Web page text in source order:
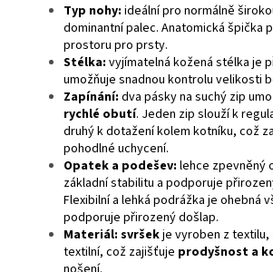
Typ nohy: ideální pro normálně
dominantní palec. Anatomická špička
prostoru pro prsty.
Stélka: vyjímatelná kožená stélka je
umožňuje snadnou kontrolu velikosti
Zapínání: dva pásky na suchý zip
rychlé obutí. Jeden zip slouží k
druhý k dotažení kolem kotníku, což
pohodlné uchycení.
Opatek a podešev: lehce zpevněný
základní stabilitu a podporuje
Flexibilní a lehká podrážka je ohebná
podporuje přirozený došlap.
Materiál: svršekje vyroben z textilu,
textilní, což zajišťuje prodyšnost a